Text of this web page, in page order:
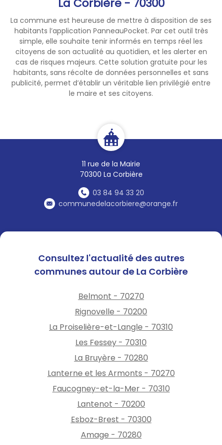
La commune est heureuse de mettre à disposition de ses
habitants l’application PanneauPocket. Par cet outil très
simple, elle souhaite tenir informés en temps réel les
citoyens de son actualité au quotidien, et les alerter en
cas de risques majeurs. Cette solution gratuite pour les
habitants, sans récolte de données personnelles et sans
publicité, permet d’établir un véritable lien privilégié entre
le maire et ses citoyens.
11 rue de la Mairie
70300 La Corbière
03 84 94 33 20
communedelacorbiere@orange.fr
entendu le fait de jeter tout
objet en ignition, utiliser tout
appareil producteur de feu
(réchaud, barbecue,
briquet…), mener un feu de
cuisson.
feux du fait des activités
forestières • tous travaux sur
réalisés avec des outils
d’étincelles ou
potentiellement projecteurs
NB : les outils répondant à
cette catégorie sont les
broyeurs, les abatteuses, les
débroussailleuses. La
restriction horaire ne
s’applique pas à l’entretien
3) Dispositions relatives à
l’usage de feux d’artifice, feux
festifs et lanternes volantes •
l’usage de lanternes volantes
est interdit en tout temps et
en chaque point du
département ; • l’utilisation
des feux d’artifice, pétards et
Consultez l'actualité des autres
communes autour de La Corbière
Belmont - 70270
Rignovelle - 70200
La Proiselière-et-Langle - 70310
Les Fessey - 70310
La Bruyère - 70280
Lanterne et les Armonts - 70270
Faucogney-et-la-Mer - 70310
Lantenot - 70200
Esboz-Brest - 70300
Amage - 70280